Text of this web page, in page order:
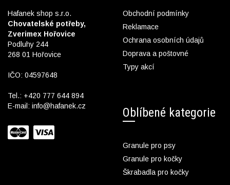
Hafanek shop s.r.o.
Chovatelské potřeby,
Zverimex Hořovice
Podluhy 244
268 01 Hořovice
IČO: 04597648
Tel.: +420 777 644 894
E-mail: info@hafanek.cz
Obchodní podmínky
Reklamace
Ochrana osobních údajů
Doprava a poštovné
Typy akcí
Oblíbené kategorie
Granule pro psy
Granule pro kočky
Škrabadla pro kočky